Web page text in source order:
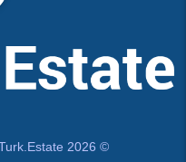
© Turk.Estate 2026. کلیه حقوق محفوظ است.